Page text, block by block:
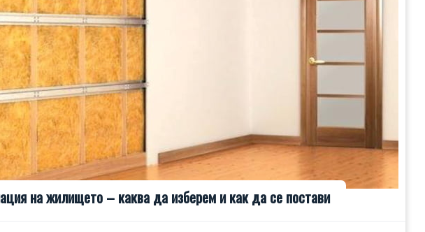
Къртене на дюшеме
на жилището – каква да изберем и как да се постави